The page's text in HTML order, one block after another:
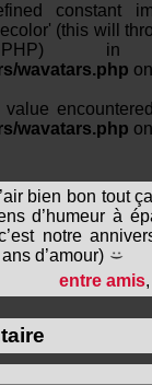
constant
(this will
PHP)
wavatars.php
value
wavatars.php
bien bon tout
d’humeur à
notre
d’amour)
entre amis